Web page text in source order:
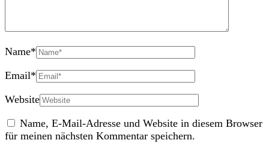
Name*
Email*
Website
Name, E-Mail-Adresse und Website in diesem Browser
für meinen nächsten Kommentar speichern.